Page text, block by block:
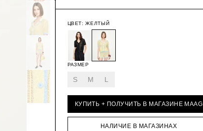
ЦВЕТ: ЖЕЛТЫЙ
РАЗМЕР
S M L
КУПИТЬ + ПОЛУЧИТЬ В МАГАЗИНЕ MAAG
НАЛИЧИЕ В МАГАЗИНАХ